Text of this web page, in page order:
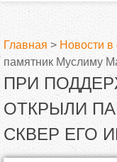
В
ы
з
Главная > Новости в
памятник Муслиму
ПРИ
ОТКРЫЛИ
СКВЕР ЕГО